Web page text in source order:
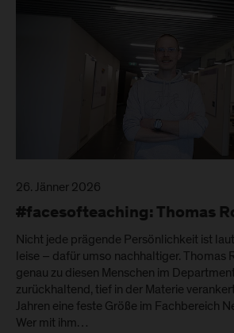
26. Jänner 2026
#facesofteaching: Thomas
Nicht jede prägende Persönlichkeit ist
leise – dafür umso nachhaltiger. Thomas
genau zu diesen Menschen im
zurückhaltend, tief in der Materie
Jahren eine feste Größe im Fachbereich
Wer mit ihm…